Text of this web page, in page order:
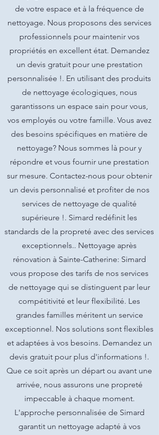
de votre espace et à la fréquence de
nettoyage. Nous proposons des services
professionnels pour maintenir vos
propriétés en excellent état. Demandez
un devis gratuit pour une prestation
personnalisée !. En utilisant des produits
de nettoyage écologiques, nous
garantissons un espace sain pour vous,
vos employés ou votre famille. Vous avez
des besoins spécifiques en matière de
nettoyage? Nous sommes là pour y
répondre et vous fournir une prestation
sur mesure. Contactez-nous pour obtenir
un devis personnalisé et profiter de nos
services de nettoyage de qualité
supérieure !. Simard redéfinit les
standards de la propreté avec des services
exceptionnels.. Nettoyage après
rénovation à Sainte-Catherine: Simard
vous propose des tarifs de nos services
de nettoyage qui se distinguent par leur
compétitivité et leur flexibilité. Les
grandes familles méritent un service
exceptionnel. Nos solutions sont flexibles
et adaptées à vos besoins. Demandez un
devis gratuit pour plus d'informations !.
Que ce soit après un départ ou avant une
arrivée, nous assurons une propreté
impeccable à chaque moment.
L'approche personnalisée de Simard
garantit un nettoyage adapté à vos